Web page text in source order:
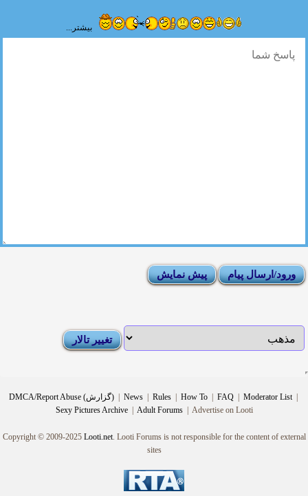
بیشتر...
DMCA/Report Abuse (گزارش) News Rules How To FAQ Moderator List
Sexy Pictures Archive
Adult Forums Advertise on Looti
Copyright © 2009-2025 Looti.net. Looti Forums is not responsible for the content of external
sites